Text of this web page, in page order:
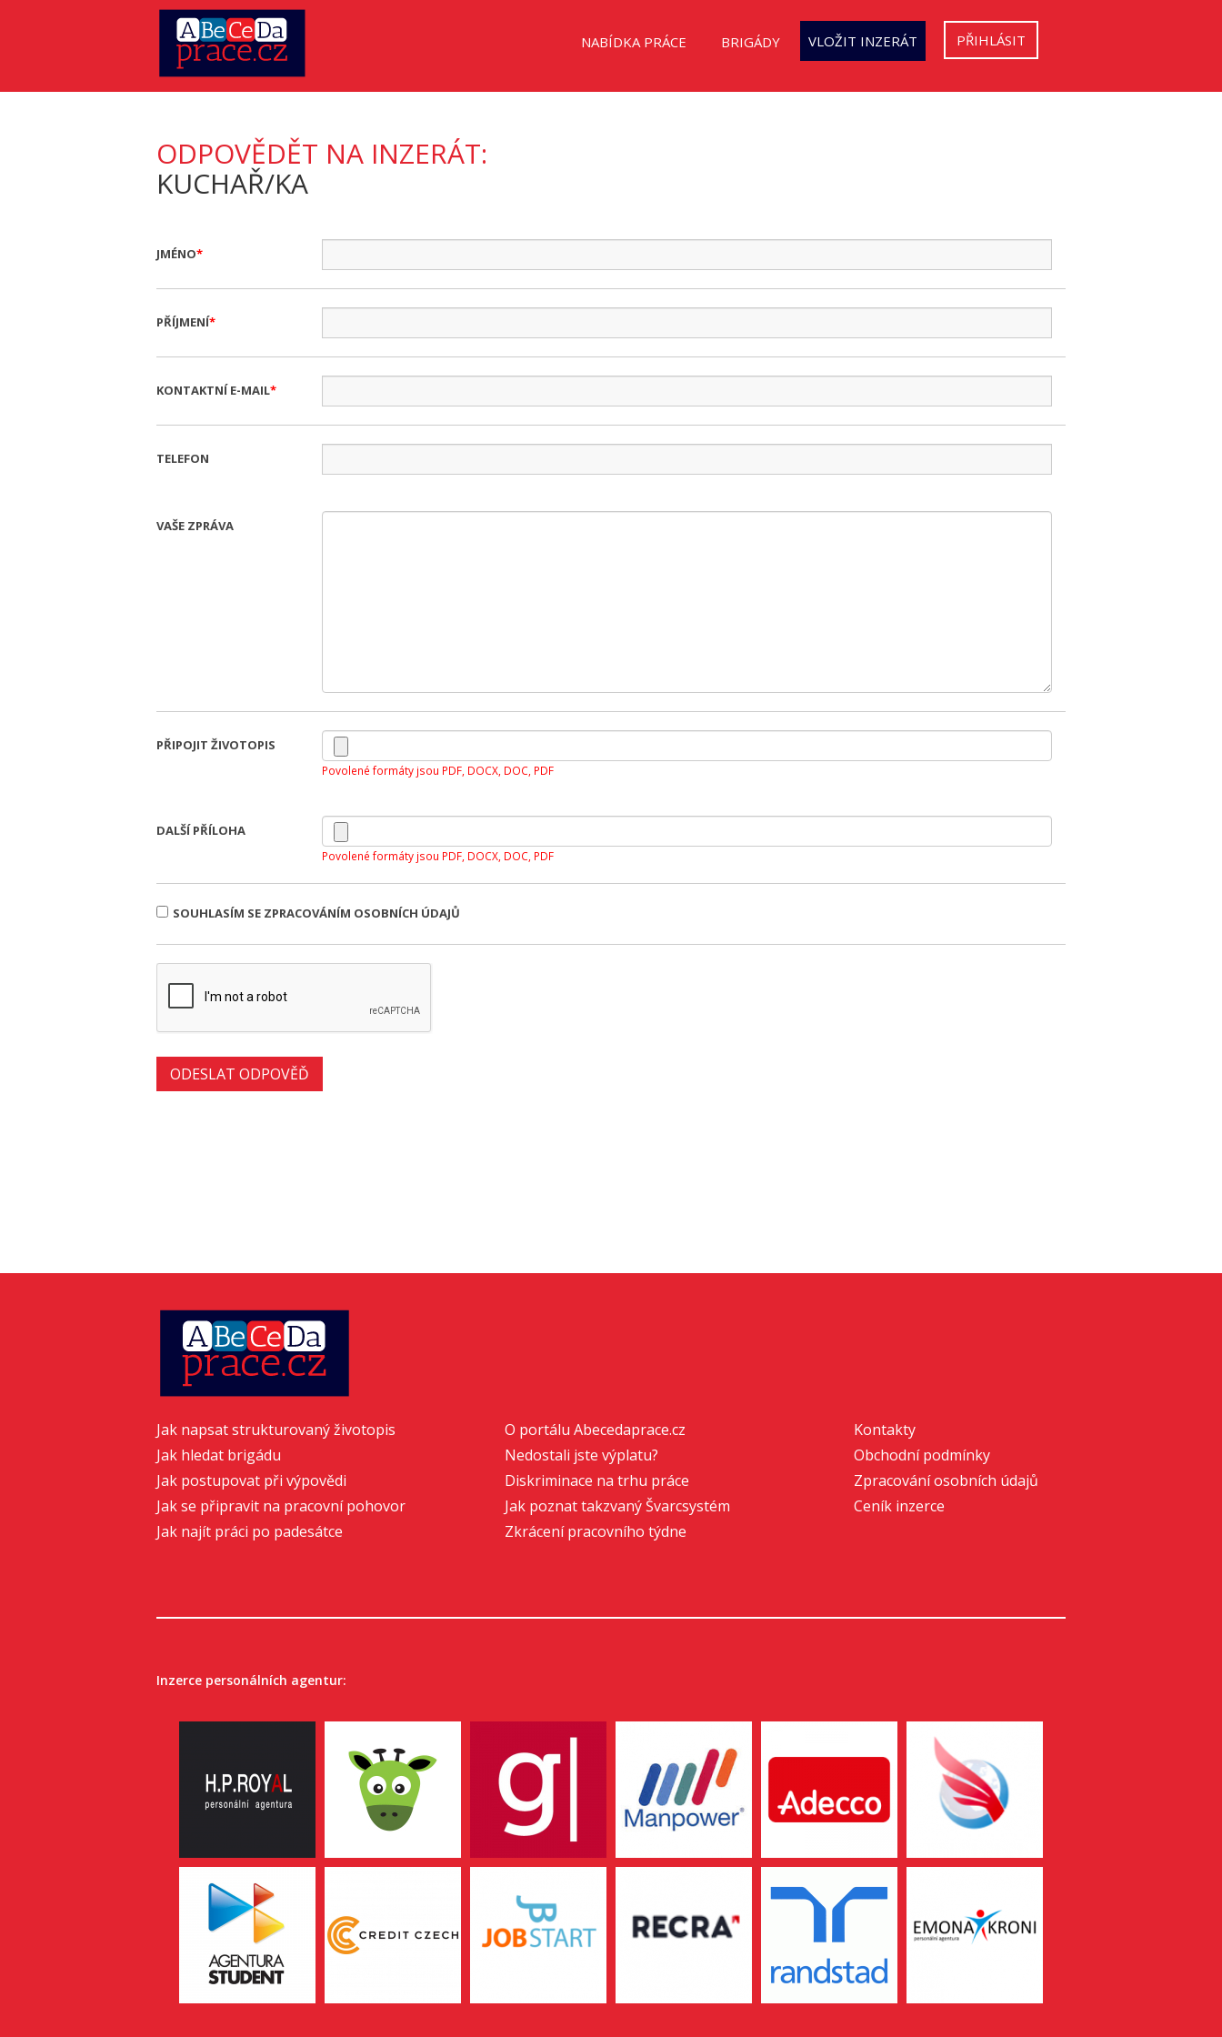
NABÍDKA PRÁCE BRIGÁDY VLOŽIT INZERÁT PŘIHLÁSIT
ODPOVĚDĚT NA INZERÁT:
KUCHAŘ/KA
JMÉNO
PŘÍJMENÍ
KONTAKTNÍ E-MAIL
TELEFON
VAŠE ZPRÁVA
PŘIPOJIT ŽIVOTOPIS
Povolené formáty jsou PDF, DOCX, DOC, PDF
DALŠÍ PŘÍLOHA
Povolené formáty jsou PDF, DOCX, DOC, PDF
SOUHLASÍM SE ZPRACOVÁNÍM OSOBNÍCH ÚDAJŮ
Jak napsat strukturovaný životopis
Jak hledat brigádu
Jak postupovat při výpovědi
Jak se připravit na pracovní pohovor
Jak najít práci po padesátce
O portálu Abecedaprace.cz
Nedostali jste výplatu?
Diskriminace na trhu práce
Jak poznat takzvaný Švarcsystém
Zkrácení pracovního týdne
Kontakty
Obchodní podmínky
Zpracování osobních údajů
Ceník inzerce
Inzerce personálních agentur: